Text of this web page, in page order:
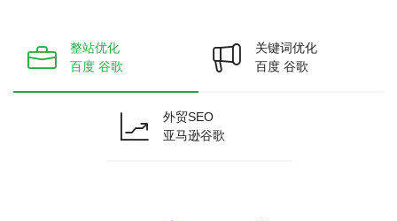
整站优化
百度 谷歌
关键词优化
百度 谷歌
外贸SEO
亚马逊谷歌